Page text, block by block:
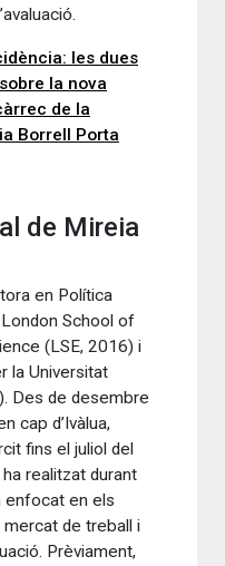
les dues
la nova
de la
Borrell Porta
de Mireia
en Política
School of
(LSE, 2016) i
la Universitat
Des de desembre
cap d’Ivàlua,
fins el juliol del
realitzat durant
enfocat en els
de treball i
Prèviament,